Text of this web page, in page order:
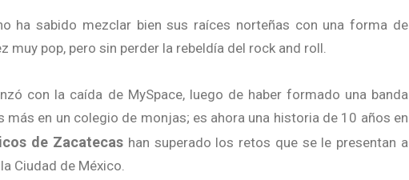
ha sabido mezclar bien sus raíces norteñas con una forma de
muy pop, pero sin perder la rebeldía del rock and roll.
con la caída de MySpace, luego de haber formado una banda
en un colegio de monjas; es ahora una historia de 10 años en
de Zacatecashan superado los retos que se le presentan a
Ciudad de México.